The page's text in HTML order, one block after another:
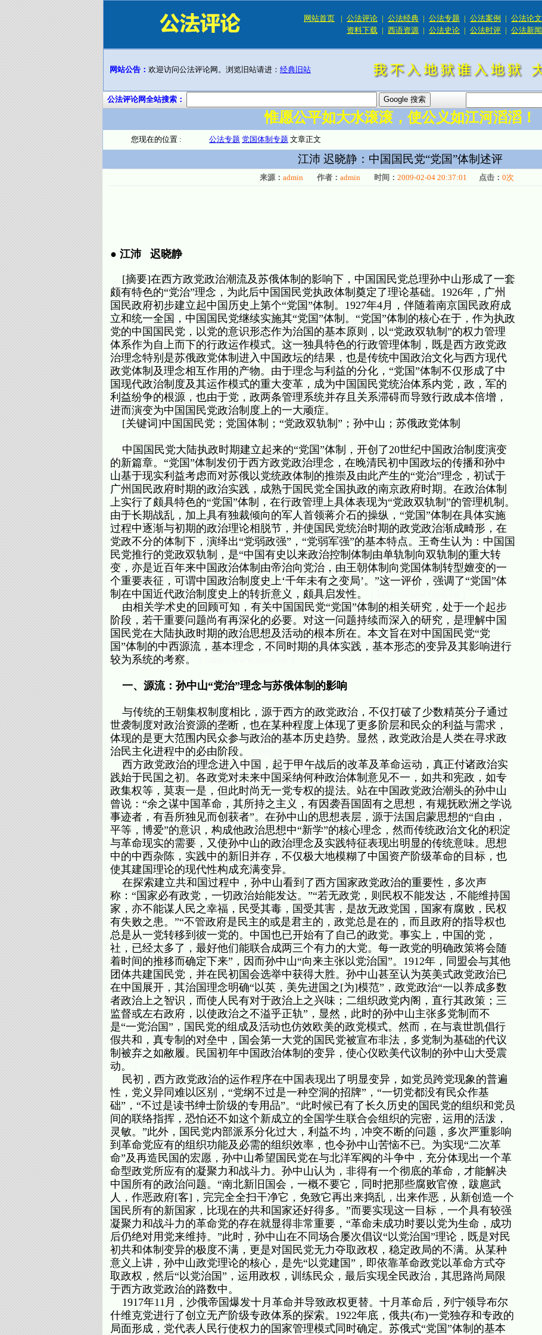
网站首页 | 公法评论 | 公法经典 | 公法专题 | 公法案例 | 公法论文
资料下载 | 西语资源 | 公法史论 | 公法时评 | 公法新闻
网站公告： 欢迎访问公法评论网。浏览旧站请进： 经典旧站
公法评论网全站搜索：
惟愿公平如大水滚滚，使公义如江河滔滔！
您现在的位置 : 公法专题 党国体制专题 文章正文
江沛 迟晓静：中国国民党“党国”体制述评
来源： admin 作者： admin 时间： 2009-02-04 20:37:01 点击： 0次
● 江沛 迟晓静
[摘要]在西方政党政治潮流及苏俄体制的影响下，中国国民党总理孙中山形成了一套
颇有特色的“党治”理念，为此后中国国民党执政体制奠定了理论基础。1926年，广州
国民政府初步建立起中国历史上第个“党国”体制。1927年4月，伴随着南京国民政府成
立和统一全国，中国国民党继续实施其“党国”体制。“党国”体制的核心在于，作为执政
党的中国国民党，以党的意识形态作为治国的基本原则，以“党政双轨制”的权力管理
体系作为自上而下的行政运作模式。这一独具特色的行政管理体制，既是西方政党政
治理念特别是苏俄政党体制进入中国政坛的结果，也是传统中国政治文化与西方现代
政党体制及理念相互作用的产物。由于理念与利益的分化，“党国”体制不仅形成了中
国现代政治制度及其运作模式的重大变革，成为中国国民党统治体系内党，政，军的
利益纷争的根源，也由于党，政两条管理系统并存且关系滞碍而导致行政成本倍增，
进而演变为中国国民党政治制度上的一大顽症。
[关键词]中国国民党；党国体制；“党政双轨制”；孙中山；苏俄政党体制
中国国民党大陆执政时期建立起来的“党国”体制，开创了20世纪中国政治制度演变
的新篇章。“党国”体制发仞于西方政党政治理念，在晚清民初中国政坛的传播和孙中
山基于现实利益考虑而对苏俄以党统政体制的推崇及由此产生的“党治”理念，初试于
广州国民政府时期的政治实践，成熟于国民党全国执政的南京政府时期。在政治体制
上实行了颇具特色的“党国”体制，在行政管理上具体表现为“党政双轨制”的管理机制。
由于长期战乱，加上具有独裁倾向的军人首领蒋介石的操纵，“党国”体制在具体实施
过程中逐渐与初期的政治理论相脱节，并使国民党统治时期的政党政治渐成畸形，在
党政不分的体制下，演绎出“党弱政强”，“党弱军强”的基本特点。王奇生认为：中国国
民党推行的党政双轨制，是“中国有史以来政治控制体制由单轨制向双轨制的重大转
变，亦是近百年来中国政治体制由帝治向党治，由王朝体制向党国体制转型嬗变的一
个重要表征，可谓中国政治制度史上‘千年未有之变局’。”这一评价，强调了“党国”体
制在中国近代政治制度史上的转折意义，颇具启发性。
由相关学术史的回顾可知，有关中国国民党“党国”体制的相关研究，处于一个起步
阶段，若干重要问题尚有再深化的必要。对这一问题持续而深入的研究，是理解中国
国民党在大陆执政时期的政治思想及活动的根本所在。本文旨在对中国国民党“党
国”体制的中西源流，基本理念，不同时期的具体实践，基本形态的变异及其影响进行
较为系统的考察。
一、源流：孙中山“党治”理念与苏俄体制的影响
与传统的王朝集权制度相比，源于西方的政党政治，不仅打破了少数精英分子通过
世袭制度对政治资源的垄断，也在某种程度上体现了更多阶层和民众的利益与需求，
体现的是更大范围内民众参与政治的基本历史趋势。显然，政党政治是人类在寻求政
治民主化进程中的必由阶段。
西方政党政治的理念进入中国，起于甲午战后的改革及革命运动，真正付诸政治实
践始于民国之初。各政党对未来中国采纳何种政治体制意见不一，如共和宪政，如专
政集权等，莫衷一是，但此时尚无一党专权的提法。站在中国政党政治潮头的孙中山
曾说：“余之谋中国革命，其所持之主义，有因袭吾国固有之思想，有规抚欧洲之学说
事迹者，有吾所独见而创获者”。在孙中山的思想表层，源于法国启蒙思想的“自由，
平等，博爱”的意识，构成他政治思想中“新学”的核心理念，然而传统政治文化的积淀
与革命现实的需要，又使孙中山的政治理念及实践特征表现出明显的传统意味。思想
中的中西杂陈，实践中的新旧并存，不仅极大地模糊了中国资产阶级革命的目标，也
使其建国理论的现代性构成充满变异。
在探索建立共和国过程中，孙中山看到了西方国家政党政治的重要性，多次声
称：“国家必有政党，一切政治始能发达。”“若无政党，则民权不能发达，不能维持国
家，亦不能谋人民之幸福，民受其毒，国受其害，是故无政党国，国家有腐败，民权
有失败之患。”“不管政府是民主的或是君主的，政党总是在的，而且政府的指导权也
总是从一党转移到彼一党的。中国也已开始有了自己的政党。事实上，中国的党，
社，已经太多了，最好他们能联合成两三个有力的大党。每一政党的明确政策将会随
着时间的推移而确定下来”，因而孙中山“向来主张以党治国”。1912年，同盟会与其他
团体共建国民党，并在民初国会选举中获得大胜。孙中山甚至认为英美式政党政治已
在中国展开，其治国理念明确“以英，美先进国之[为]模范”，政党政治“一以养成多数
者政治上之智识，而使人民有对于政治上之兴味；二组织政党内阁，直行其政策；三
监督或左右政府，以使政治之不溢乎正轨”，显然，此时的孙中山主张多党制而不
是“一党治国”，国民党的组成及活动也仿效欧美的政党模式。然而，在与袁世凯倡行
假共和，真专制的对垒中，国会第一大党的国民党被宣布非法，多党制为基础的代议
制被弃之如敝履。民国初年中国政治体制的变异，使心仪欧美代议制的孙中山大受震
动。
民初，西方政党政治的运作程序在中国表现出了明显变异，如党员跨党现象的普遍
性，党义异同难以区别，“党纲不过是一种空洞的招牌”，“一切党都没有民众作基
础”，“不过是读书绅士阶级的专用品”。“此时候已有了长久历史的国民党的组织和党员
间的联络指挥，恐怕还不如这个新成立的全国学生联合会组织的完密，运用的活泼，
灵敏。”此外，国民党内部派系分化过大，利益不均，冲突不断的问题，多次严重影响
到革命党应有的组织功能及必需的组织效率，也令孙中山苦恼不已。为实现“二次革
命”及再造民国的宏愿，孙中山希望国民党在与北洋军阀的斗争中，充分体现出一个革
命型政党所应有的凝聚力和战斗力。孙中山认为，非得有一个彻底的革命，才能解决
中国所有的政治问题。“南北新旧国会，一概不要它，同时把那些腐败官僚，跋扈武
人，作恶政府[客]，完完全全扫干净它，免致它再出来捣乱，出来作恶，从新创造一个
国民所有的新国家，比现在的共和国家还好得多。”而要实现这一目标，一个具有较强
凝聚力和战斗力的革命党的存在就显得非常重要，“革命未成功时要以党为生命，成功
后仍绝对用党来维持。”此时，孙中山在不同场合屡次倡议“以党治国”理论，既是对民
初共和体制变异的极度不满，更是对国民党无力夺取政权，稳定政局的不满。从某种
意义上讲，孙中山政党理论的核心，是先“以党建国”，即依靠革命政党以革命方式夺
取政权，然后“以党治国”，运用政权，训练民众，最后实现全民政治，其思路尚局限
于西方政党政治的路数中。
1917年11月，沙俄帝国爆发十月革命并导致政权更替。十月革命后，列宁领导布尔
什维克党进行了创立无产阶级专政体系的探索。1922年底，俄共(布)一党独存和专政的
局面形成，党代表人民行使权力的国家管理模式同时确定。苏俄式“党国”体制的基本